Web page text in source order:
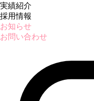
実績紹介
採用情報
お知らせ
お問い合わせ